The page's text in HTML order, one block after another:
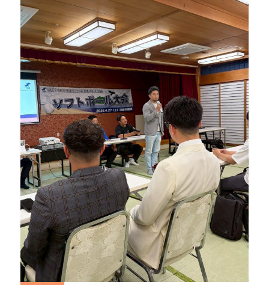
前のキャプテン会議から合同練習会の指揮など、
春日井を率いてくれた加藤宏清キャプテン本当に
ありがとうございました。 今回の不完全燃焼の想
いをぜひ来年の大会にぶつけてもらえればと思い
ます。
一歩踏み出すことで、見える景色がき
っと変わります。あなたの「挑戦してみたい」
を、春日井YEGでカタチにしませんか？「自己研
鑽」「自己実現」「楽しさ」「苦しさ」「笑い」
「汗」「涙」「感動」…まずは見学だけでも大歓
迎です。お気軽にご連絡ください！ 春日井商工会
議所青年部事務局TEL：0568-81-4141みなさまの
ご参加を心よりお待ちしています！
の積み重ねから、事業連携や共同事業などの可能
性が生まれてくると考えています。そのためにも
まずは仲間のことをもっと知る必要があるとの思
いから、『知る、知ってもらう』を今年度のテー
マとして掲げました。 各部会から選んでもらい、
同じ内容に興味を持った共通点から、より仲を深
めてもらいたいと思い、今年度は3部会の構成と
しました。 仲間に知ってもらうために自身の発信
力を高める【個力ブースト部会】 信頼できる仲間
をつくることが事業協力のきっかけとなる【マブ
ダチ創造部会】 青年部活動だけでは見えない仲間
の仕事の魅力を見つけ、発信する【戦友サルベー
ジ部会】 アライアンス部会での活動の先に「一緒
にやりませんか？」の言葉が生まれるように3月